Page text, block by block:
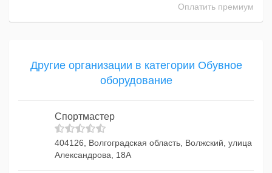
Оплатить премиум
Другие организации в категории Обувное
оборудование
Спортмастер
404126, Волгоградская область, Волжский, улица
Александрова, 18А